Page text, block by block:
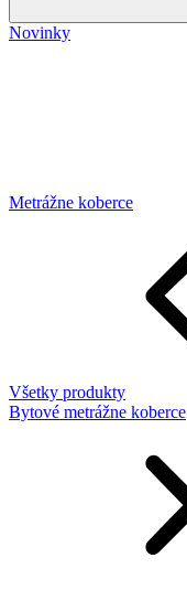
Novinky
Metrážne koberce
Všetky produkty
Bytové metrážne koberce